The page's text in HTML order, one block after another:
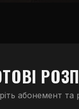
абонемент та